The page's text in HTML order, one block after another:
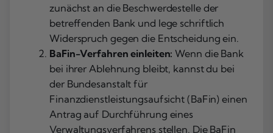
zunächst an die Beschwerdestelle der
betreffenden Bank und lege schriftlich
Widerspruch gegen die Entscheidung ein.
BaFin-Verfahren einleiten: Wenn die Bank
bei ihrer Ablehnung bleibt, kannst du bei
der Bundesanstalt für
Finanzdienstleistungsaufsicht (BaFin) einen
Antrag auf Durchführung eines
Verwaltungsverfahrens stellen. Die BaFin